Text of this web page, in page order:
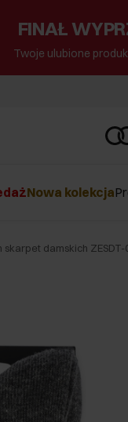
FINAŁ
Twoje ulubione
Nowa kolekcja
damskich ZESDT-